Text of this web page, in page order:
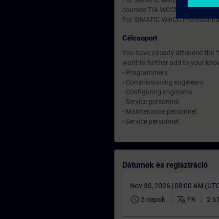
courses TIA-WCCM.
For SIMATIC WinCC
Célcsoport
You have already attended the
want to further add to your
- Programmers
- Commissioning engineers
- Configuring engineers
- Service personnel
- Maintenance personnel
- Service personnel
Dátumok és regisztráció
Nov 30, 2026 | 08:00 AM
schedule 5 napok translate FR 2